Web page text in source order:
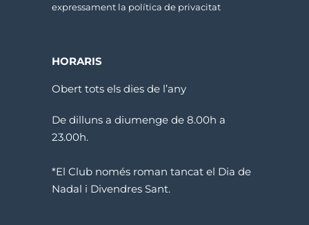
expressament la política de privacitat
HORARIS
Obert tots els dies de l’any
De dilluns a diumenge de 8.00h a
23.00h.
*El Club només roman tancat el Dia de
Nadal i Divendres Sant.